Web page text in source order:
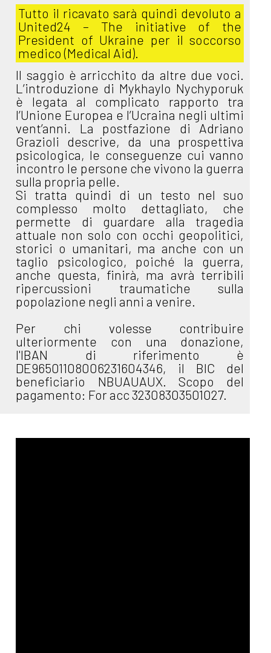
Tutto il ricavato sarà quindi devoluto a
United24 – The initiative of the
President of Ukraine per il soccorso
medico (Medical Aid).
Il saggio è arricchito da altre due voci.
L’introduzione di Mykhaylo Nychyporuk
è legata al complicato rapporto tra
l’Unione Europea e l’Ucraina negli ultimi
vent’anni. La postfazione di Adriano
Grazioli descrive, da una prospettiva
psicologica, le conseguenze cui vanno
incontro le persone che vivono la guerra
sulla propria pelle.
Si tratta quindi di un testo nel suo
complesso molto dettagliato, che
permette di guardare alla tragedia
attuale non solo con occhi geopolitici,
storici o umanitari, ma anche con un
taglio psicologico, poiché la guerra,
anche questa, finirà, ma avrà terribili
ripercussioni traumatiche sulla
popolazione negli anni a venire.
Per chi volesse contribuire
ulteriormente con una donazione,
l'IBAN di riferimento è
DE96501108006231604346, il BIC del
beneficiario NBUAUAUX. Scopo del
pagamento: For acc 32308303501027.